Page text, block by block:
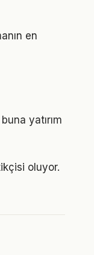
en
yatırım
oluyor.